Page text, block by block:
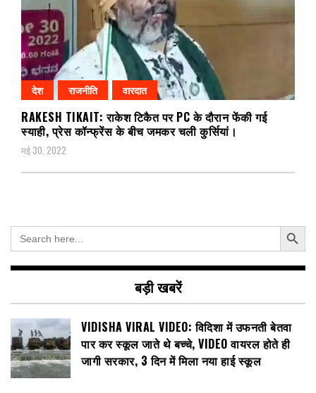
देश राजनीति वारदात
RAKESH TIKAIT: राकेश टिकैत पर PC के दौरान फेंकी गई
स्याही, प्रेस कॉन्फ्रेंस के बीच जमकर चली कुर्सियां।
मई 30, 2022
Search
for:
Search Button
बड़ी खबरें
VIDISHA VIRAL VIDEO: विदिशा में उफनती बेतवा
पार कर स्कूल जाते थे बच्चे, VIDEO वायरल होते ही
जागी सरकार, 3 दिन में मिला नया हाई स्कूल